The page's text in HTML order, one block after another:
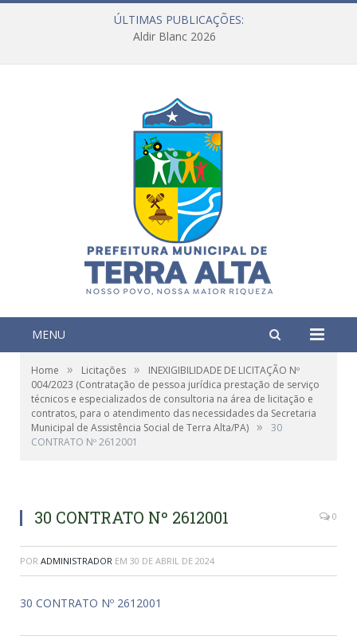
ÚLTIMAS PUBLICAÇÕES:
Aldir Blanc 2026
MENU
Home » Licitações »
INEXIGIBILIDADE DE LICITAÇÃO Nº
004/2023 (Contratação de pessoa jurídica prestação de serviço
técnicos e especializados de consultoria na área de licitação e
contratos, para o atendimento das necessidades da Secretaria
Municipal de Assistência Social de Terra Alta/PA) »
30
CONTRATO Nº 2612001
30 CONTRATO Nº 2612001 0
POR ADMINISTRADOR EM 30 DE ABRIL DE 2024
30 CONTRATO Nº 2612001